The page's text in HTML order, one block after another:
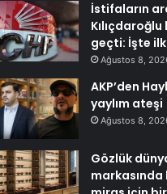
İstifaların
geçti: İşte ilk
Ağustos 8,
AKP’den
yaylım ateşi
Ağustos 8,
Gözlük